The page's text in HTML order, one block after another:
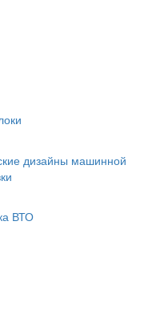
дизайны машинной
ВТО